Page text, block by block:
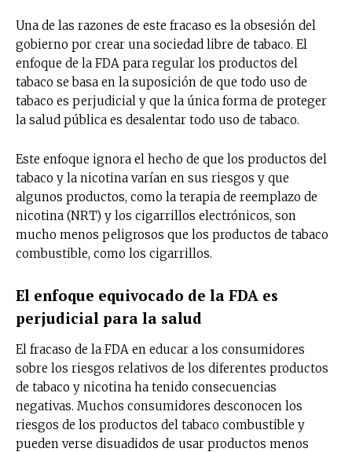
Una de las razones de este fracaso es la obsesión del
gobierno por crear una sociedad libre de tabaco. El
enfoque de la FDA para regular los productos del
tabaco se basa en la suposición de que todo uso de
tabaco es perjudicial y que la única forma de proteger
la salud pública es desalentar todo uso de tabaco.
Este enfoque ignora el hecho de que los productos del
tabaco y la nicotina varían en sus riesgos y que
algunos productos, como la terapia de reemplazo de
nicotina (NRT) y los cigarrillos electrónicos, son
mucho menos peligrosos que los productos de tabaco
combustible, como los cigarrillos.
El enfoque equivocado de la FDA es
perjudicial para la salud
El fracaso de la FDA en educar a los consumidores
sobre los riesgos relativos de los diferentes productos
de tabaco y nicotina ha tenido consecuencias
negativas. Muchos consumidores desconocen los
riesgos de los productos del tabaco combustible y
pueden verse disuadidos de usar productos menos